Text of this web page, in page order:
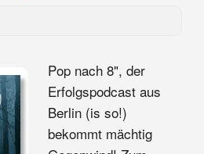
Pop nach 8", der
Erfolgspodcast aus
Berlin (is so!)
bekommt mächtig